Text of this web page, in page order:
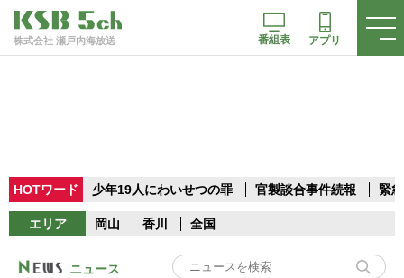
株式会社 瀬戸内海放送 番組表 アプリ
HOTワード 少年19人にわいせつの罪 官製談合事件続報 緊
エリア 岡山 香川 全国
ニュース